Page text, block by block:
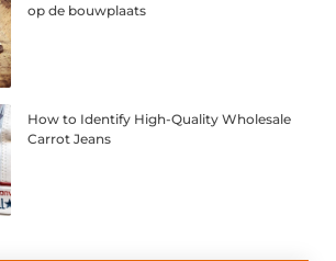
op de bouwplaats
How to Identify High-Quality Wholesale
Carrot Jeans